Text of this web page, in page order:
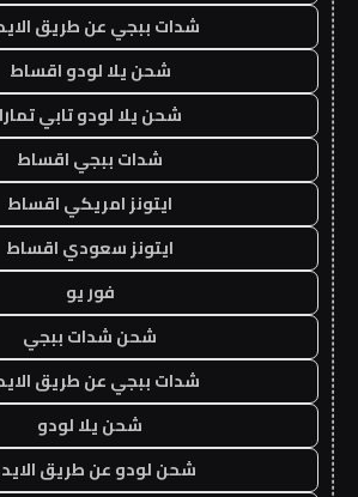
شدات ببجي عن طريق
شحن يلا لودو اقساط
شحن يلا لودو تابي تمارا
شدات ببجي اقساط
ايتونز امريكي اقساط
ايتونز سعودي اقساط
فور يو
شحن شدات ببجي
شدات ببجي عن طريق
شحن يلا لودو
شحن لودو عن طريق